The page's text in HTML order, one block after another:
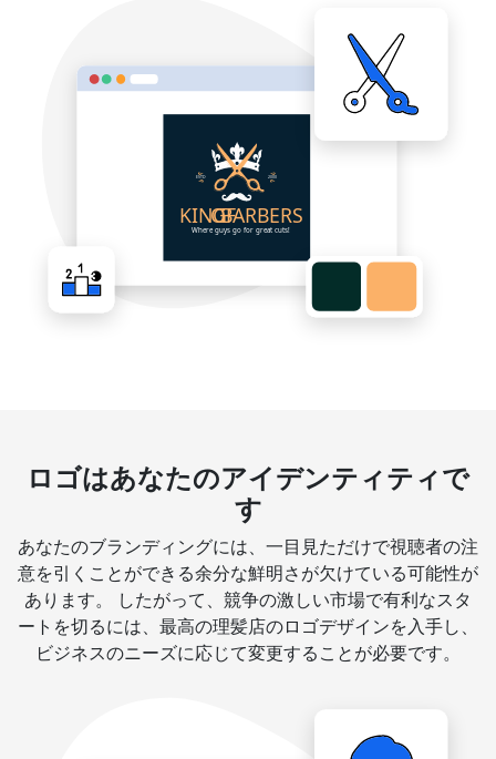
ロゴはあなたのアイデンティティで
す
あなたのブランディングには、一目見ただけで視聴者の注
意を引くことができる余分な鮮明さが欠けている可能性が
あります。 したがって、競争の激しい市場で有利なスタ
ートを切るには、最高の理髪店のロゴデザインを入手し、
ビジネスのニーズに応じて変更することが必要です。